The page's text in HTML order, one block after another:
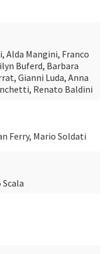
Alda Mangini, Franco
Buferd, Barbara
Gianni Luda, Anna
Renato Baldini
Ferry, Mario Soldati